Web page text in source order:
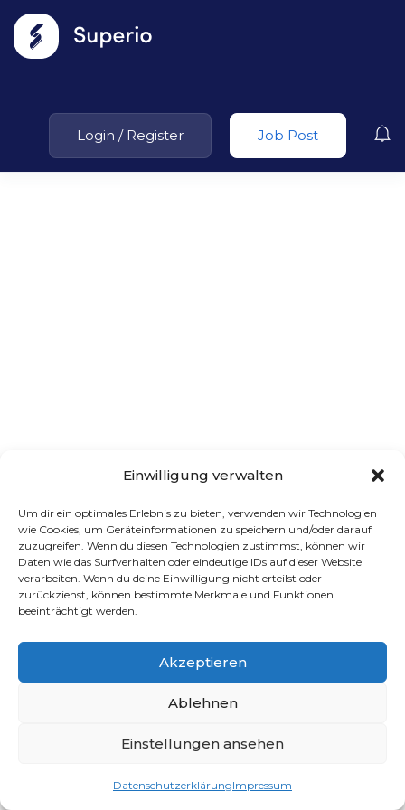
Einwilligung verwalten
Um dir ein optimales Erlebnis zu bieten, verwenden wir Technologien
wie Cookies, um Geräteinformationen zu speichern und/oder darauf
zuzugreifen. Wenn du diesen Technologien zustimmst, können wir
Daten wie das Surfverhalten oder eindeutige IDs auf dieser Website
verarbeiten. Wenn du deine Einwilligung nicht erteilst oder
zurückziehst, können bestimmte Merkmale und Funktionen
beeinträchtigt werden.
Akzeptieren
Ablehnen
Einstellungen ansehen
DatenschutzerklärungImpressum
Login / Register Job Post